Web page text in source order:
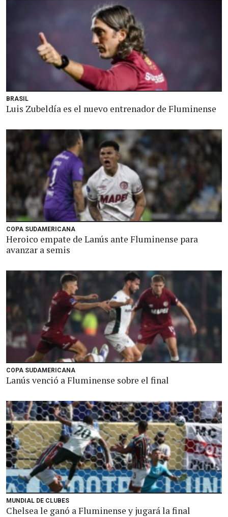
BRASIL
Luis Zubeldía es el nuevo entrenador de Fluminense
COPA SUDAMERICANA
Heroico empate de Lanús ante Fluminense para
avanzar a semis
COPA SUDAMERICANA
Lanús venció a Fluminense sobre el final
MUNDIAL DE CLUBES
Chelsea le ganó a Fluminense y jugará la final